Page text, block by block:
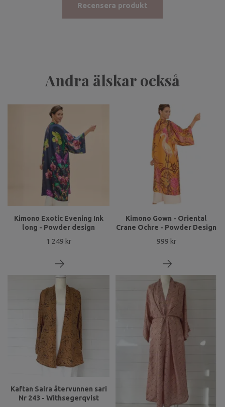
Recensera produkt
Andra älskar också
Kimono Exotic Evening Ink
long - Powder design
1 249 kr
Kimono Gown - Oriental
Crane Ochre - Powder Design
999 kr
Kaftan Saira återvunnen sari
Nr 243 - Withsegerqvist